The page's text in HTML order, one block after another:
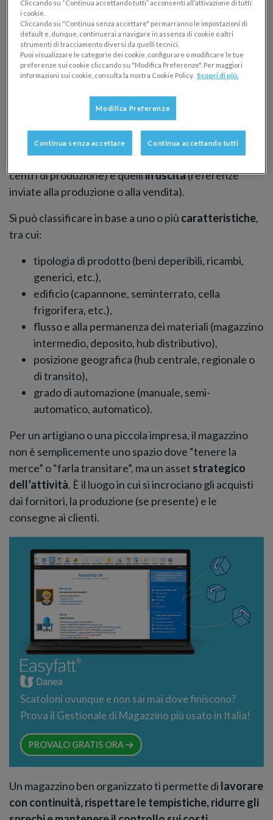
magazzino: definizione e
tipologie
Cos’è un magazzino?
Il magazzino è unastruttura logisticatramite cui
un’azienda è in grado di ricevere, conservare e
distribuire le merci.
Attraverso il magazzino vengono infatti gestiti iflussi
di merce in entrata(articoli ricevuti dai fornitori o dai
centri di produzione) e quelliin uscita(referenze
inviate alla produzione o alla vendita).
Si può classificare in base a uno o più caratteristiche,
tra cui:
tipologia di prodotto (beni deperibili, ricambi,
generici, etc.),
edificio (capannone, seminterrato, cella
frigorifera, etc.),
flusso e alla permanenza dei materiali (magazzino
intermedio, deposito, hub distributivo),
posizione geografica (hub centrale, regionale o
di transito),
grado di automazione (manuale, semi-
automatico, automatico).
Per un artigiano o una piccola impresa, il magazzino
non è semplicemente uno spazio dove “tenere la
merce” o “farla transitare”, ma un asset strategico
dell’attività. È il luogo in cui si incrociano gli acquisti
dai fornitori, la produzione (se presente) e le
consegne ai clienti.
Scatoloni ovunque e non sai mai dove finiscono?
Prova il Gestionale di Magazzino più usato in Italia!
PROVALO GRATIS ORA
Un magazzino ben organizzato ti permette di lavorare
con continuità, rispettare le tempistiche, ridurre gli
Cliccando su “Continua accettando tutti” acconsenti all’attivazione di tutti
i cookie.
Cliccando su "Continua senza accettare" permarranno le impostazioni di
default e, dunque, continuerai a navigare in assenza di cookie o altri
strumenti di tracciamento diversi da quelli tecnici.
Puoi visualizzare le categorie dei cookie, configurare o modificare le tue
preferenze sui cookie cliccando su "Modifica Preferenze". Per maggiori
informazioni sui cookie, consulta la nostra Cookie Policy. Scopri di più.
Modifica Preferenze
Continua senza accettare Continua accettando tutti